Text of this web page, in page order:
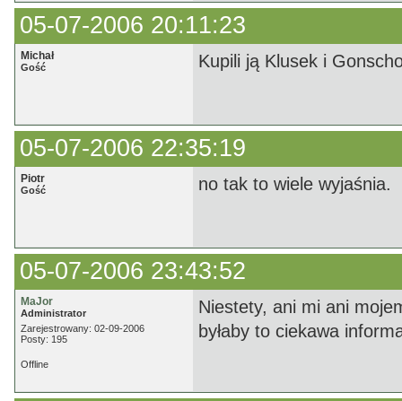
05-07-2006 20:11:23
Michał
Gość Kupili ją Klusek i
05-07-2006 22:35:19
Piotr
Gość no tak to wiele wyjaśnia.
05-07-2006 23:43:52
MaJor
Administrator
Zarejestrowany: 02-09-2006
Posty: 195
Niestety, ani mi ani
byłaby to ciekawa
Offline